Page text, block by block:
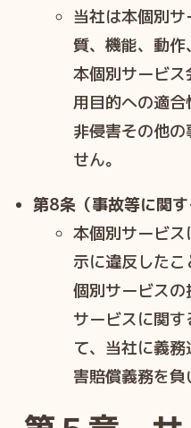
当社は本個別
質、機能、動作
本個別サービ
用目的への適
非侵害その他
せん。
第8条（事故等に関す
本個別サービ
示に違反した
個別サービス
サービスに関
て、当社に義
害賠償義務を負